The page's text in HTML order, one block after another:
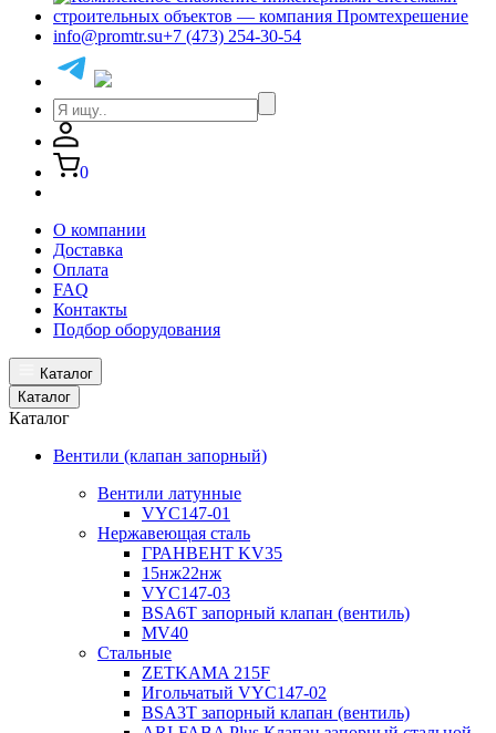
info@promtr.su+7 (473) 254-30-54
0
О компании
Доставка
Оплата
FAQ
Контакты
Подбор оборудования
Каталог
Каталог
Каталог
Вентили (клапан запорный)
Вентили латунные
VYC147-01
Нержавеющая сталь
ГРАНВЕНТ KV35
15нж22нж
VYC147-03
BSA6T запорный клапан (вентиль)
MV40
Стальные
ZETKAMA 215F
Игольчатый VYC147-02
BSA3T запорный клапан (вентиль)